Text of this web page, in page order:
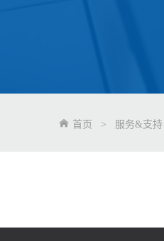
首页 > 服务&支持